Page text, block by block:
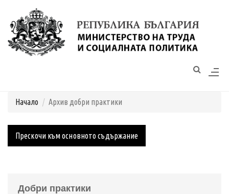
Моля,
обърнете
разполага
система
Начало Архив добри практики
Архив добри практики
Прескочи към основното съдържание
Добри практики